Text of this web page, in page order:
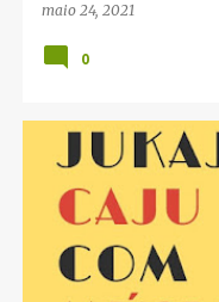
maio 24, 2021
0
BLOGDACAJUCULTURA
CANAL DA CAJUCULTURA